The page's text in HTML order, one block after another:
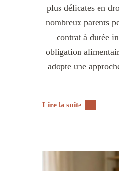
plus délicates en
nombreux parents
contrat à durée
obligation
adopte une
Lire la suite